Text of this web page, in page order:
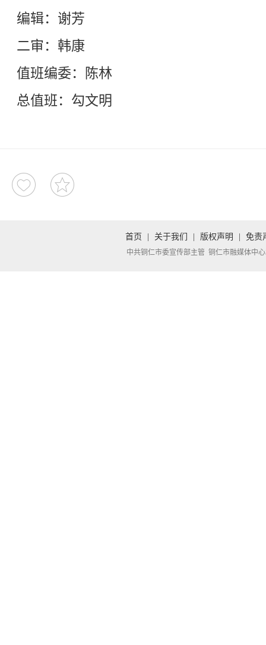
编辑：谢芳
二审：韩康
值班编委：陈林
总值班：勾文明
首页 关于我们 版权声明 免责
中共铜仁市委宣传部主管 铜仁市融媒体中心